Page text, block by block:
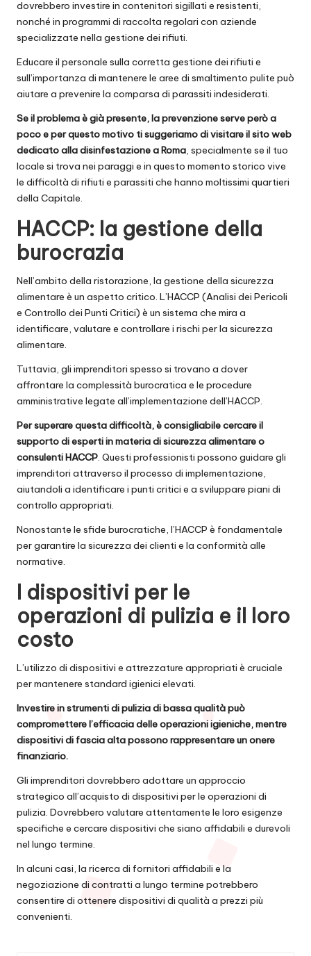
dovrebbero investire in contenitori sigillati e resistenti,
nonché in programmi di raccolta regolari con aziende
specializzate nella gestione dei rifiuti.
Educare il personale sulla corretta gestione dei rifiuti e
sull’importanza di mantenere le aree di smaltimento pulite può
aiutare a prevenire la comparsa di parassiti indesiderati.
Se il problema è già presente, la prevenzione serve però a
poco e per questo motivo ti suggeriamo di visitare il sito web
dedicato alladisinfestazione a Roma, specialmente se il tuo
locale si trova nei paraggi e in questo momento storico vive
le difficoltà di rifiuti e parassiti che hanno moltissimi quartieri
della Capitale.
HACCP: la gestione della
burocrazia
Nell’ambito della ristorazione, la gestione della sicurezza
alimentare è un aspetto critico. L’HACCP (Analisi dei Pericoli
e Controllo dei Punti Critici) è un sistema che mira a
identificare, valutare e controllare i rischi per la sicurezza
alimentare.
Tuttavia, gli imprenditori spesso si trovano a dover
affrontare la complessità burocratica e le procedure
amministrative legate all’implementazione dell’HACCP.
Per superare questa difficoltà, è consigliabile cercare il
supporto di esperti in materia di sicurezza alimentare o
consulenti HACCP. Questi professionisti possono guidare gli
imprenditori attraverso il processo di implementazione,
aiutandoli a identificare i punti critici e a sviluppare piani di
controllo appropriati.
Nonostante le sfide burocratiche, l’HACCP è fondamentale
per garantire la sicurezza dei clienti e la conformità alle
normative.
I dispositivi per le
operazioni di pulizia e il loro
costo
L’utilizzo di dispositivi e attrezzature appropriati è cruciale
per mantenere standard igienici elevati.
Investire in strumenti di pulizia di bassa qualità può
compromettere l’efficacia delle operazioni igieniche, mentre
dispositivi di fascia alta possono rappresentare un onere
finanziario.
Gli imprenditori dovrebbero adottare un approccio
strategico all’acquisto di dispositivi per le operazioni di
pulizia. Dovrebbero valutare attentamente le loro esigenze
specifiche e cercare dispositivi che siano affidabili e durevoli
nel lungo termine.
In alcuni casi, la ricerca di fornitori affidabili e la
negoziazione di contratti a lungo termine potrebbero
consentire di ottenere dispositivi di qualità a prezzi più
convenienti.